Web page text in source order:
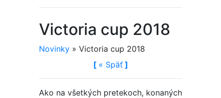
Victoria cup 2018
Novinky » Victoria cup 2018
[ « Späť]
Ako na všetkých pretekoch, konaných